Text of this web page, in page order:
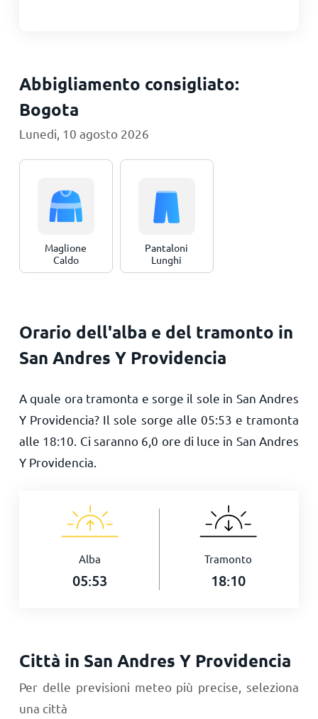
Abbigliamento consigliato:
Bogota
Lunedi, 10 agosto 2026
Maglione
Caldo
Pantaloni
Lunghi
Orario dell'alba e del tramonto in
San Andres Y Providencia
A quale ora tramonta e sorge il sole in San Andres
Y Providencia? Il sole sorge alle 05:53 e tramonta
alle 18:10 . Ci saranno 6,0 ore di luce in San Andres
Y Providencia.
Alba
05:53
Tramonto
18:10
Città in San Andres Y Providencia
Per delle previsioni meteo più precise, seleziona
una città